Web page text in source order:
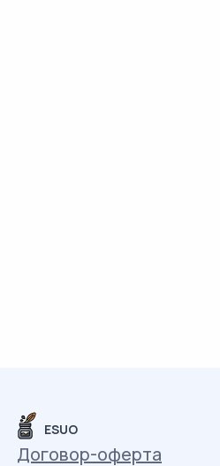
ESUO
Договор-оферта